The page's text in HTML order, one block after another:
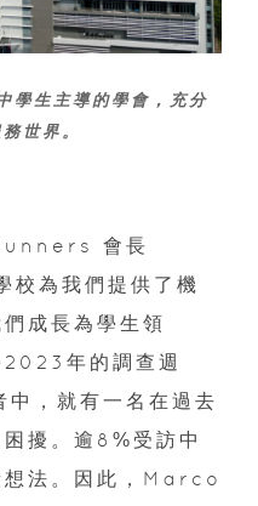
生主導的學會，充分
世界。
會長
為我們提供了機
成長為學生領
2023年的調查週
，就有一名在過去
擾。逾8%受訪中
想法。因此，Marco